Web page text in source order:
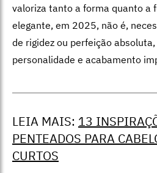
valoriza tanto a forma quanto a
elegante, em 2025, não é,
de rigidez ou perfeição
personalidade e acabamento
LEIA MAIS: 13
PENTEADOS PARA
CURTOS